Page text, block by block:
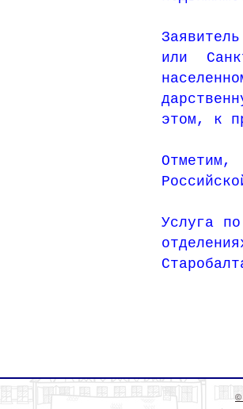
или
этом, к
Отметим,
Услуга
©